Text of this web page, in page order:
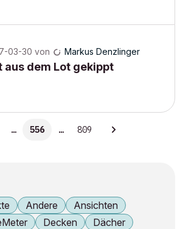
03-30 von Markus Denzlinger
dem Lot gekippt
… 556 … 809
Andere
Ansichten
Decken
Dächer